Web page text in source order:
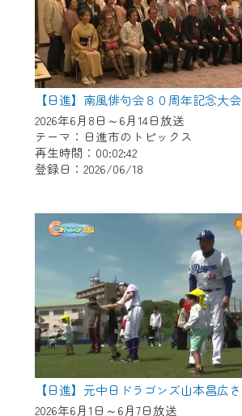
【日進】南風俳句会８０周年記念大会
2026年6月8日～6月14日放送
テーマ：日進市のトピックス
再生時間：00:02:42
登録日：2026/06/18
2026年6月1日～6月7日放送